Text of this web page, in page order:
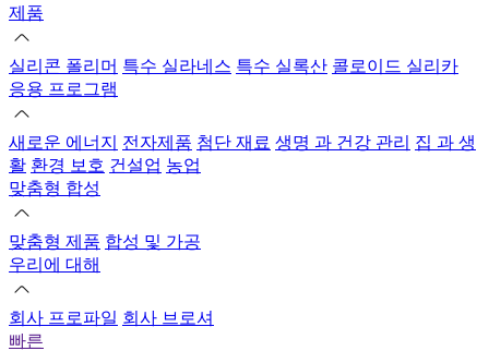
제품
실리콘 폴리머 특수 실라네스 특수 실록산 콜로이드 실리카
응용 프로그램
새로운 에너지 전자제품 첨단 재료 생명 과 건강 관리 집 과 생
활 환경 보호 건설업 농업
맞춤형 합성
맞춤형 제품 합성 및 가공
우리에 대해
회사 프로파일 회사 브로셔
빠른